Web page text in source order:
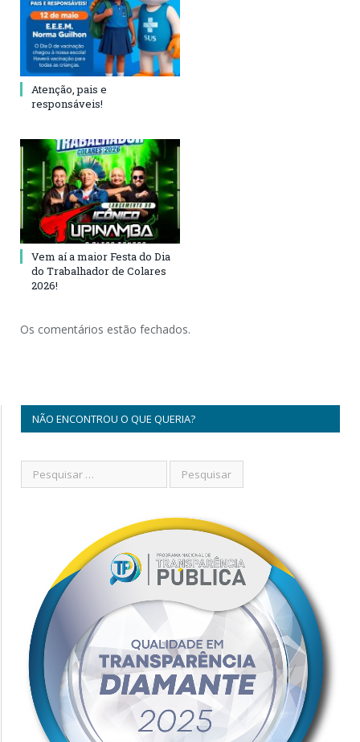
Atenção, pais e
responsáveis!
Vem aí a maior Festa do Dia
do Trabalhador de Colares
2026!
Os comentários estão fechados.
NÃO ENCONTROU O QUE QUERIA?